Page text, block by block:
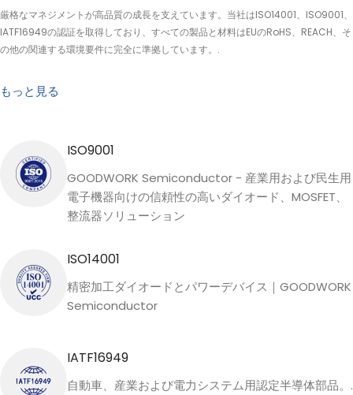
厳格なマネジメントが高品質の成長を支えています。当社はISO14001、ISO9001、
IATF16949の認証を取得しており、すべての製品と材料はEUのRoHS、REACH、そ
の他の関連する環境要件に完全に準拠しています。.
もっと見る
ISO9001
GOODWORK Semiconductor - 産業用および民生用
電子機器向けの信頼性の高いダイオード、MOSFET、
整流器ソリューション
ISO14001
精密加工ダイオードとパワーデバイス｜GOODWORK
Semiconductor
IATF16949
自動車、産業および電力システム用認定半導体部品。.